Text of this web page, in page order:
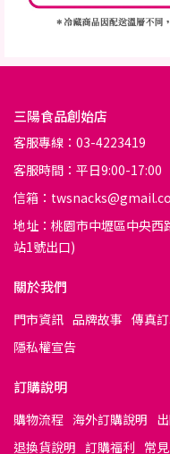
三陽食品創始店
客服專線：03-4223419
客服時間：平日9:00-17:00
信箱：
地址：桃園市中壢區中央西
站1號出口)
關於我們
門市資訊 品牌故事 傳真
隱私權宣告
訂購說明
購物流程 海外訂購說明
退換貨說明 訂購福利 常